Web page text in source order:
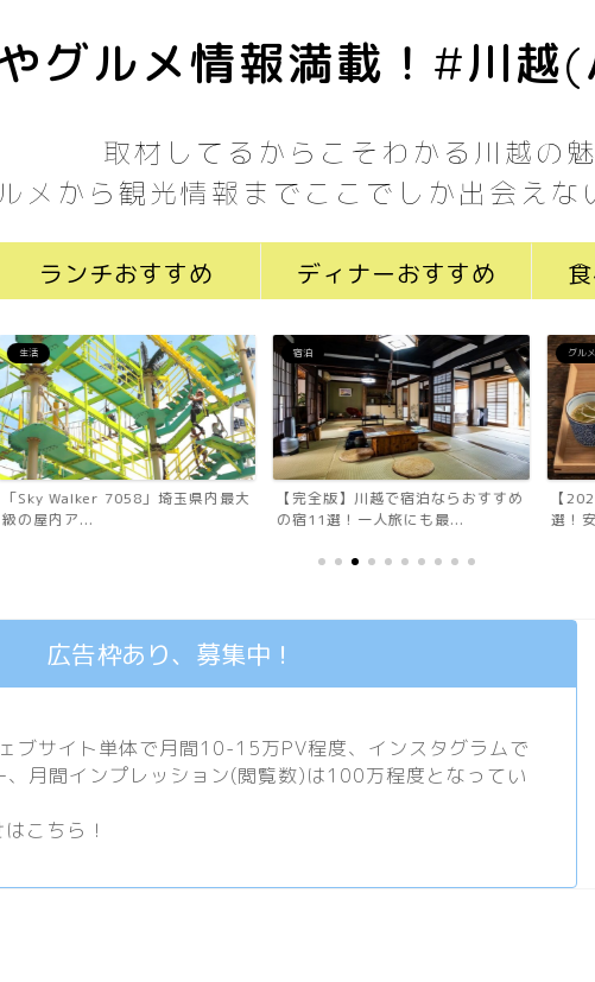
グルメ情報満載！#川越
取材してるからこそわかる川越の魅
メから観光情報までここでしか出会えな
ランチおすすめ ディナーおすすめ
生活
「Sky Walker 7058」埼玉県内最大
級の屋内ア...
宿泊
【完全版】川越で宿泊ならおすすめ
の宿11選！一人旅にも最...
グルメ
【
選！
広告枠あり、募集中！
ブサイト単体で月間10-15万PV程度、 インスタグラムで
月間インプレッション(閲覧数)は100万程度となってい
こちら！